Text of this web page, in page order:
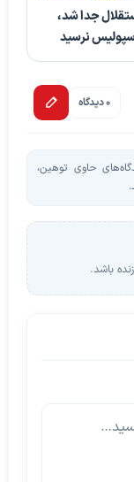
جدا شد،
نرسید
0 دیدگاه
حاوی توهین،
باشد.